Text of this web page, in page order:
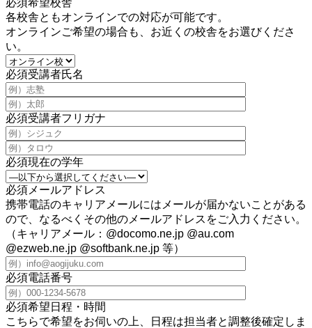
各校舎ともオンラインでの対応が可能です。
オンラインご希望の場合も、お近くの校舎をお選びくださ
い。
必須受講者氏名
必須受講者フリガナ
必須現在の学年
必須 メールアドレス
携帯電話のキャリアメールにはメールが届かないことがある
ので、なるべくその他のメールアドレスをご入力ください。
（キャリアメール：@docomo.ne.jp @au.com
@ezweb.ne.jp @softbank.ne.jp 等）
必須電話番号
必須希望日程・時間
こちらで希望をお伺いの上、日程は担当者と調整後確定しま